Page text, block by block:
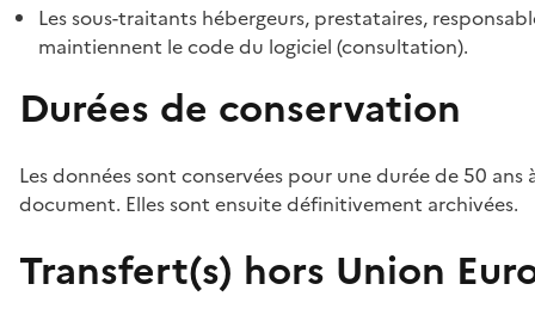
Les sous-traitants hébergeurs, prestataires,
maintiennent le code du logiciel (consultation).
Durées de conservation
Les données sont conservées pour une durée de 50
document. Elles sont ensuite définitivement archivées.
Transfert(s) hors Union